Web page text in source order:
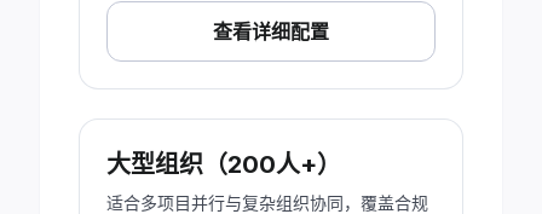
查看详细配置
大型组织（200人+）
适合多项目并行与复杂组织协同，覆盖合规